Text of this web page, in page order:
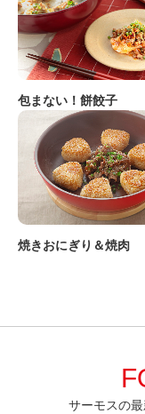
包まない！餅餃子
焼きおにぎり＆焼肉
サーモスの